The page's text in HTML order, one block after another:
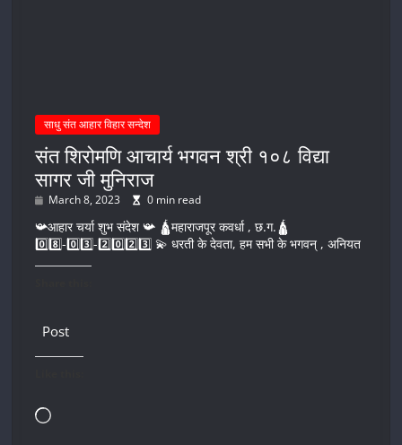
साधु संत आहार विहार सन्देश
संत शिरोमणि आचार्य भगवन श्री १०८ विद्या
सागर जी मुनिराज
March 8, 2023 0 min read
📯आहार चर्या शुभ संदेश 📯 🛕महाराजपूर कवर्धा , छ.ग.🛕
0️⃣8️⃣-0️⃣3️⃣-2️⃣0️⃣2️⃣3️⃣ 💫 धरती के देवता, हम सभी के भगवन् , अनियत
Post
Loading…